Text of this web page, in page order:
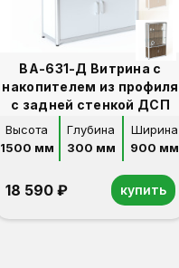
ВА-631-Д Витрина с
накопителем из профиля
с задней стенкой ДСП
Высота
1500 мм
Глубина
300 мм
Ширина
900 мм
18 590 ₽ купить